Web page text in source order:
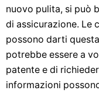
nuovo pulita, si può
di assicurazione. Le
possono darti
potrebbe essere a
patente e di
informazioni